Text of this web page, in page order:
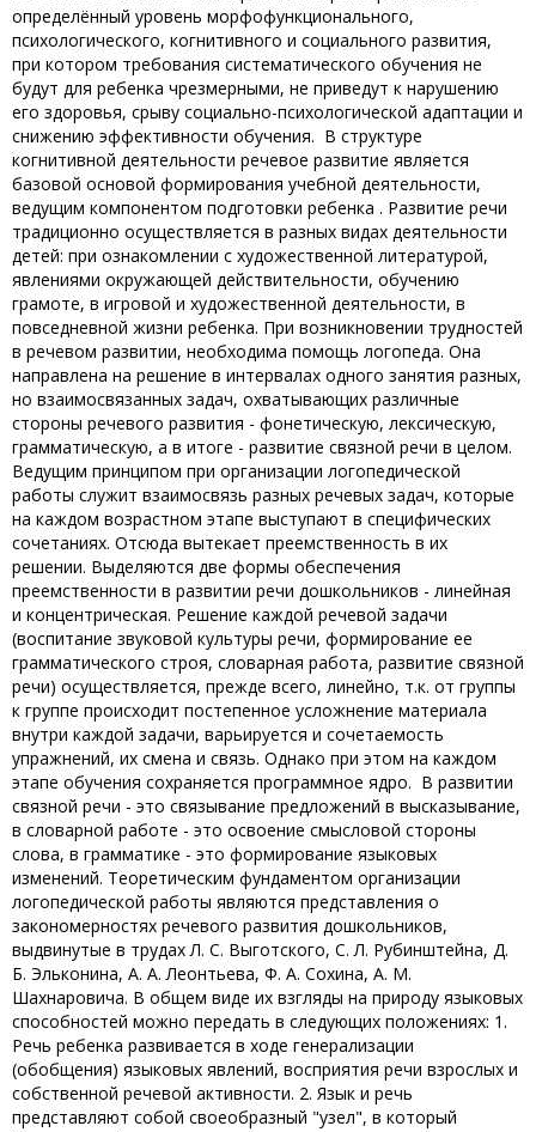
определённый уровень морфофункционального,
психологического, когнитивного и социального развития,
при котором требования систематического обучения не
будут для ребенка чрезмерными, не приведут к нарушению
его здоровья, срыву социально-психологической адаптации и
снижению эффективности обучения. В структуре
когнитивной деятельности речевое развитие является
базовой основой формирования учебной деятельности,
ведущим компонентом подготовки ребенка . Развитие речи
традиционно осуществляется в разных видах деятельности
детей: при ознакомлении с художественной литературой,
явлениями окружающей действительности, обучению
грамоте, в игровой и художественной деятельности, в
повседневной жизни ребенка. При возникновении трудностей
в речевом развитии, необходима помощь логопеда. Она
направлена на решение в интервалах одного занятия разных,
но взаимосвязанных задач, охватывающих различные
стороны речевого развития - фонетическую, лексическую,
грамматическую, а в итоге - развитие связной речи в целом.
Ведущим принципом при организации логопедической
работы служит взаимосвязь разных речевых задач, которые
на каждом возрастном этапе выступают в специфических
сочетаниях. Отсюда вытекает преемственность в их
решении. Выделяются две формы обеспечения
преемственности в развитии речи дошкольников - линейная
и концентрическая. Решение каждой речевой задачи
(воспитание звуковой культуры речи, формирование ее
грамматического строя, словарная работа, развитие связной
речи) осуществляется, прежде всего, линейно, т.к. от группы
к группе происходит постепенное усложнение материала
внутри каждой задачи, варьируется и сочетаемость
упражнений, их смена и связь. Однако при этом на каждом
этапе обучения сохраняется программное ядро. В развитии
связной речи - это связывание предложений в высказывание,
в словарной работе - это освоение смысловой стороны
слова, в грамматике - это формирование языковых
изменений. Теоретическим фундаментом организации
логопедической работы являются представления о
закономерностях речевого развития дошкольников,
выдвинутые в трудах Л. С. Выготского, С. Л. Рубинштейна, Д.
Б. Эльконина, А. А. Леонтьева, Ф. А. Сохина, А. М.
Шахнаровича. В общем виде их взгляды на природу языковых
способностей можно передать в следующих положениях: 1.
Речь ребенка развивается в ходе генерализации
(обобщения) языковых явлений, восприятия речи взрослых и
собственной речевой активности. 2. Язык и речь
представляют собой своеобразный "узел", в который